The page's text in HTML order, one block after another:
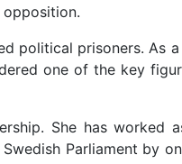
political prisoners. As
one of the key
She has worked
Parliament by